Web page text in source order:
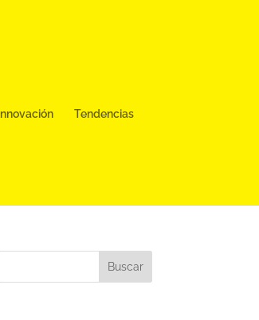
Innovación Tendencias
Buscar